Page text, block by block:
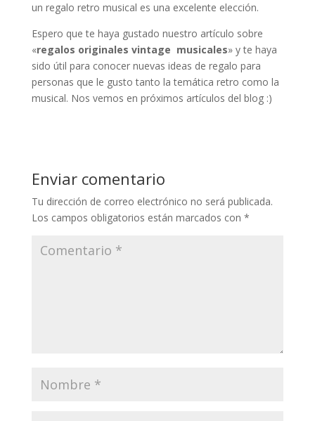
un regalo retro musical es una excelente elección.
Espero que te haya gustado nuestro artículo sobre
«regalos originales vintage musicales» y te haya
sido útil para conocer nuevas ideas de regalo para
personas que le gusto tanto la temática retro como la
musical. Nos vemos en próximos artículos del blog :)
Enviar comentario
Tu dirección de correo electrónico no será publicada.
Los campos obligatorios están marcados con *